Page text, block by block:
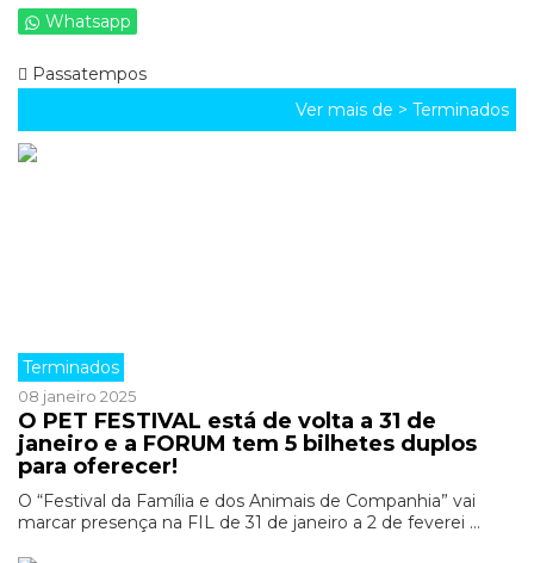
Whatsapp
Passatempos
Ver mais de > Terminados
Terminados
08 janeiro 2025
O PET FESTIVAL está de volta a 31 de
janeiro e a FORUM tem 5 bilhetes duplos
para oferecer!
O “Festival da Família e dos Animais de Companhia” vai
marcar presença na FIL de 31 de janeiro a 2 de feverei ...